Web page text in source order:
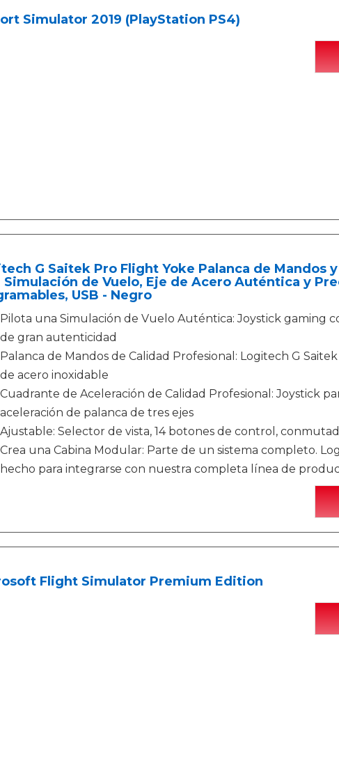
Simulator 2019 (PlayStation PS4)
G Saitek Pro Flight Yoke Palanca de Mandos
Simulación de Vuelo, Eje de Acero Auténtica y
USB - Negro
Pilota una Simulación de Vuelo Auténtica: Joystick gaming
de gran autenticidad
Palanca de Mandos de Calidad Profesional: Logitech G
de acero inoxidable
Cuadrante de Aceleración de Calidad Profesional: Joystick
aceleración de palanca de tres ejes
Ajustable: Selector de vista, 14 botones de control,
Crea una Cabina Modular: Parte de un sistema completo.
hecho para integrarse con nuestra completa línea de
Flight Simulator Premium Edition